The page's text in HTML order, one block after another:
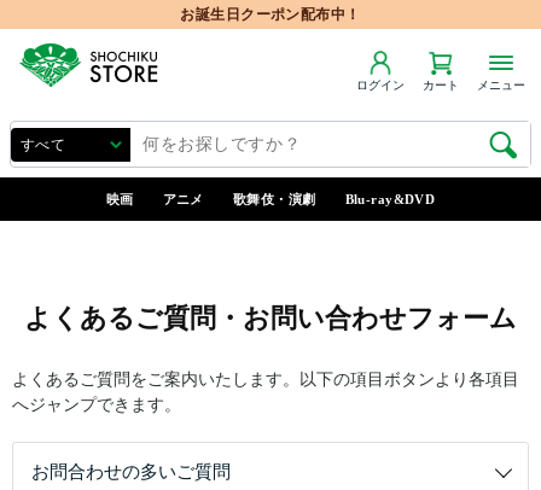
お誕生日クーポン配布中！
ログイン カート メニュー
映画 アニメ 歌舞伎・演劇 Blu-ray&DVD
よくあるご質問・お問い合わせフォーム
よくあるご質問をご案内いたします。以下の項目ボタンより各項目
へジャンプできます。
お問合わせの多いご質問